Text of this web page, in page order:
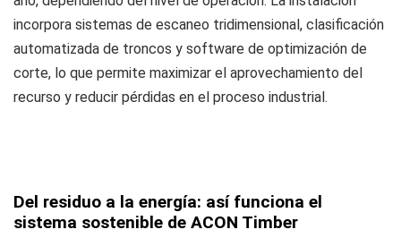
incorpora sistemas de escaneo tridimensional, clasificación
automatizada de troncos y software de optimización de
corte, lo que permite maximizar el aprovechamiento del
recurso y reducir pérdidas en el proceso industrial.
Del residuo a la energía: así funciona el
sistema sostenible de ACON Timber